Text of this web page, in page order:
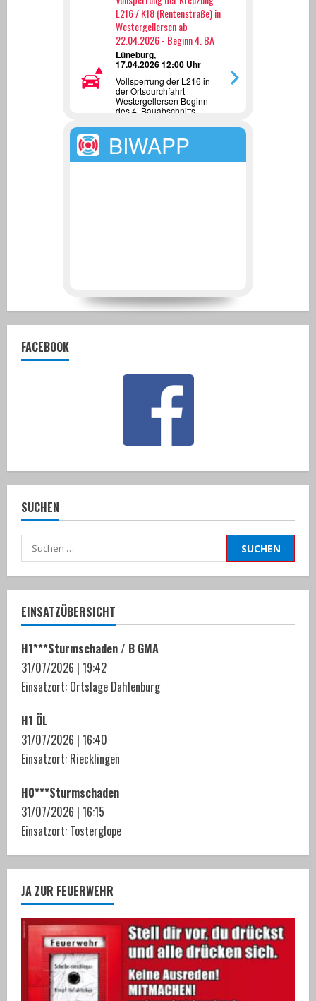
L216 / K18 (Rentenstraße) in
Westergellersen ab
22.04.2026 - Beginn 4. BA
Lüneburg,
17.04.2026 12:00 Uhr
Vollsperrung der L216 in
der Ortsdurchfahrt
Westergellersen Beginn
des 4. Bauabschnitts -
L216/K18 in einen
Kreisverkehrsplatz - ab
22.04.2026
BIWAPP
FACEBOOK
SUCHEN
Suchen
nach:
EINSATZÜBERSICHT
H1***Sturmschaden / B GMA
31/07/2026 | 19:42
Einsatzort: Ortslage Dahlenburg
H1 ÖL
31/07/2026 | 16:40
Einsatzort: Riecklingen
H0***Sturmschaden
31/07/2026 | 16:15
Einsatzort: Tosterglope
JA ZUR FEUERWEHR